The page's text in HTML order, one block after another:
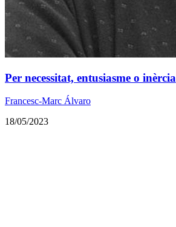
Per necessitat, entusiasme o inèrcia
Francesc-Marc Álvaro
18/05/2023